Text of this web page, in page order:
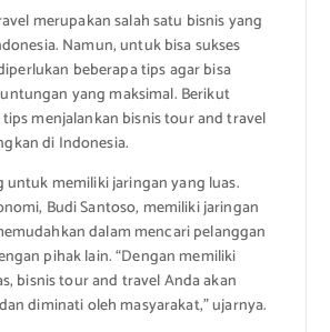
merupakan salah satu bisnis yang
Namun, untuk bisa sukses
beberapa tips agar bisa
yang maksimal. Berikut
menjalankan bisnis tour and travel
di Indonesia.
untuk memiliki jaringan yang luas.
Budi Santoso, memiliki jaringan
dalam mencari pelanggan
pihak lain. “Dengan memiliki
bisnis tour and travel Anda akan
diminati oleh masyarakat,” ujarnya.